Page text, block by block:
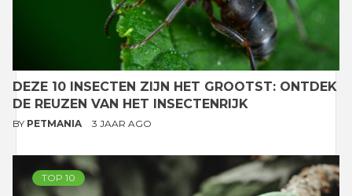
DEZE 10 INSECTEN ZIJN HET GROOTST: ONTDEK
DE REUZEN VAN HET INSECTENRIJK
BY PETMANIA 3 JAAR AGO
TOP 10